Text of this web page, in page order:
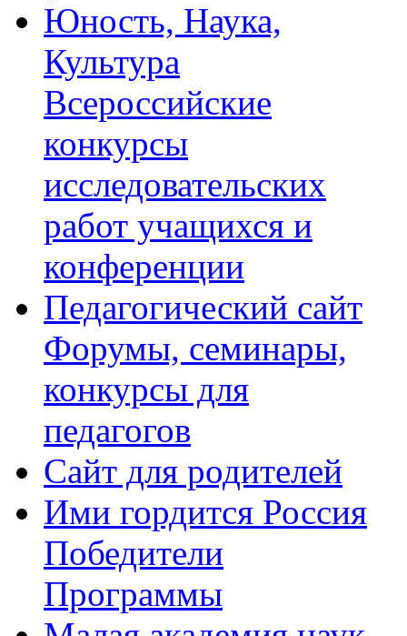
Юность, Наука,
Культура
Всероссийские
конкурсы
исследовательских
работ учащихся и
конференции
Педагогический сайт
Форумы, семинары,
конкурсы для
педагогов
Сайт для родителей
Ими гордится Россия
Победители
Программы